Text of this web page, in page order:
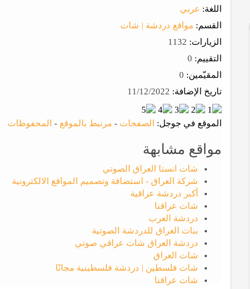
اللغة: عربي
القسم: مواقع دردشة | شات
الزيارات:
التقييم:
المقيّمين:
تاريخ الإضافة:
الموقع في جوجل: الصفحات - مرتبط بالموقع - المحفوظات
مواقع مشابهة
شات انستا العراق الصوتي
شركة العراق - استضافة وتصميم المواقع الالكترونية
أكبر دردشة عراقية
شات عراقنا
دردشة العرب
بنات العراق للدردشة الصوتية
دردشة العراق شات عراقي صوتي
شات العراق
شات فلسطين | دردشة فلسطينية مجانًا
شات عراقنا